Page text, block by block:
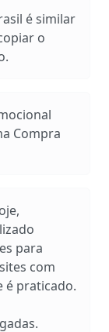
é similar
o
Compra
para
com
é praticado.